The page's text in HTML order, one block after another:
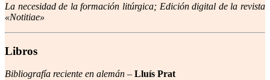
La necesidad de la formación litúrgica; Edición digital de la revista
«Notitiae»
Libros
Bibliografía reciente en alemán – Lluís Prat